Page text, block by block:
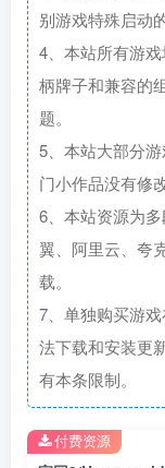
别游戏特殊启动
4、本站所有游
柄牌子和兼容的
题。
5、本站大部分
门小作品没有修
6、本站资源为
翼、阿里云、夸
载。
7、单独购买游
法下载和安装更
有本条限制。
付费资源